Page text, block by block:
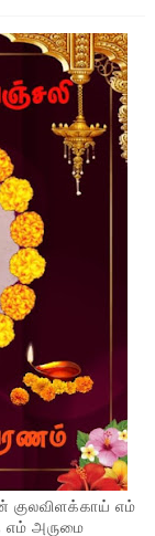
குலவிளக்காய் எம்
எம் அருமை